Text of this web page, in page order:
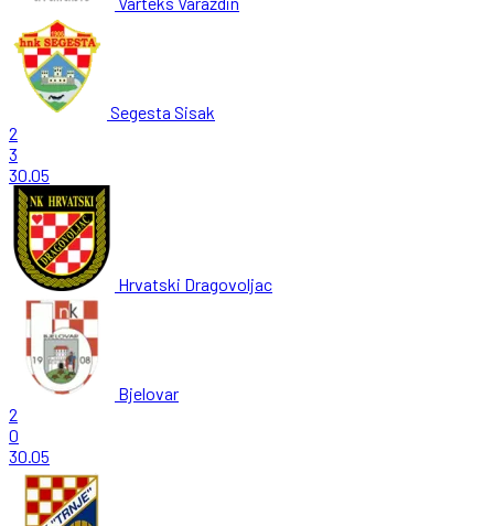
Segesta Sisak
2
3
30.05
Hrvatski Dragovoljac
Bjelovar
2
0
30.05